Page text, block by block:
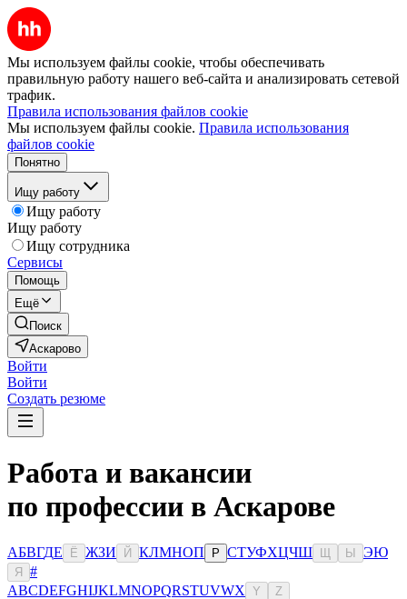
Мы используем файлы cookie, чтобы обеспечивать
правильную работу нашего веб-сайта и анализировать сетевой
трафик.
Правила использования файлов cookie
Мы используем файлы cookie. Правила использования
файлов cookie
Понятно
Ищу работу
Ищу работу
Ищу работу
Ищу сотрудника
Сервисы
Помощь
Ещё
Поиск
Аскарово
Войти
Войти
Создать резюме
Работа и вакансии
по профессии в Аскарове
АБВГДЕ Ё ЖЗИ Й КЛМНОП Р СТУФХЦЧШ Ы ЭЮ
Я
#
ABCDEFGHIJKLMNOPQRSTUVWX Y Z